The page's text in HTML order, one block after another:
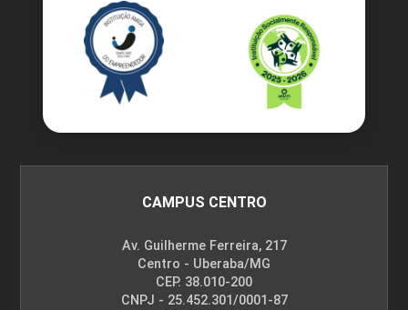
CAMPUS CENTRO
Av. Guilherme Ferreira, 217
Centro - Uberaba/MG
CEP. 38.010-200
CNPJ - 25.452.301/0001-87